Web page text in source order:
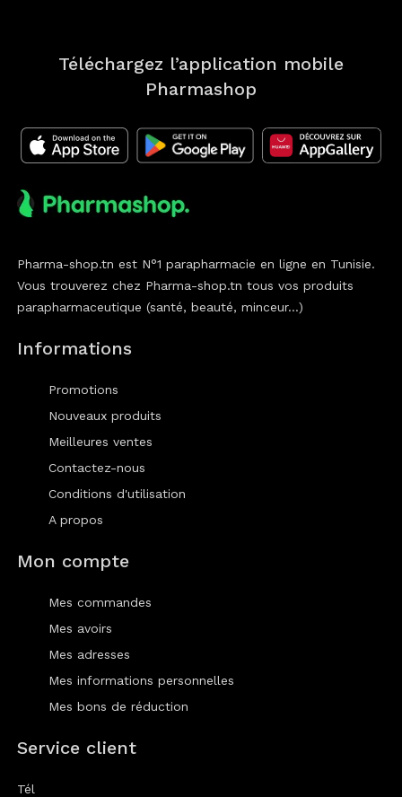
Téléchargez l’application mobile
Pharmashop
Pharma-shop.tn est N°1 parapharmacie en ligne en Tunisie.
Vous trouverez chez Pharma-shop.tn tous vos produits
parapharmaceutique (santé, beauté, minceur...)
Informations
Promotions
Nouveaux produits
Meilleures ventes
Contactez-nous
Conditions d'utilisation
A propos
Mon compte
Mes commandes
Mes avoirs
Mes adresses
Mes informations personnelles
Mes bons de réduction
Service client
Tél